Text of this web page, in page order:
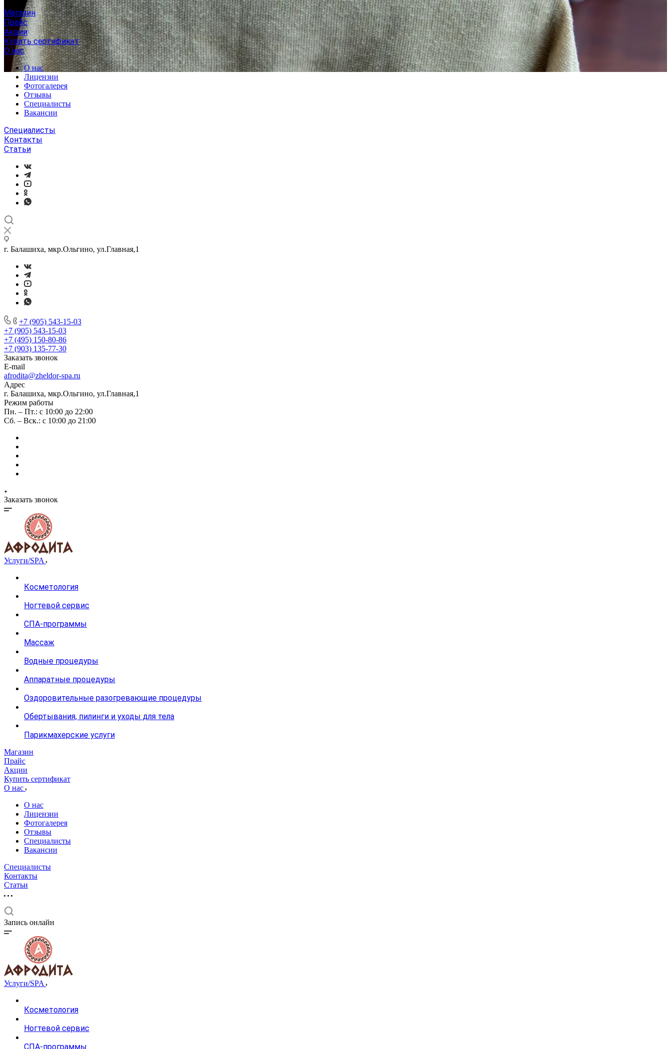
Магазин
Прайс
Акции
Купить сертификат
О нас
О нас
Лицензии
Фотогалерея
Отзывы
Специалисты
Вакансии
Специалисты
Контакты
Статьи
г. Балашиха, мкр.Ольгино, ул.Главная,1
+7 (905) 543-15-03
+7 (905) 543-15-03
+7 (495) 150-80-86
+7 (903) 135-77-30
Заказать звонок
E-mail
afrodita@zheldor-spa.ru
Адрес
г. Балашиха, мкр.Ольгино, ул.Главная,1
Режим работы
Пн. – Пт.: с 10:00 до 22:00
Сб. – Вск.: с 10:00 до 21:00
Заказать звонок
Услуги/SPA
Косметология
Ногтевой сервис
СПА-программы
Массаж
Водные процедуры
Аппаратные процедуры
Оздоровительные разогревающие процедуры
Обертывания, пилинги и уходы для тела
Парикмахерские услуги
Магазин
Прайс
Акции
Купить сертификат
О нас
О нас
Лицензии
Фотогалерея
Отзывы
Специалисты
Вакансии
Специалисты
Контакты
Статьи
Запись онлайн
Услуги/SPA
Косметология
Ногтевой сервис
СПА-программы